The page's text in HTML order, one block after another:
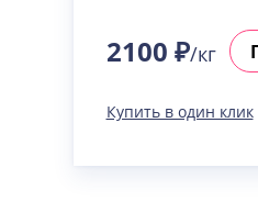
2100 ₽/кг
Купить в один клик